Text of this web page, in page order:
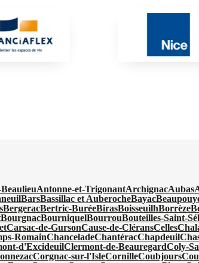
Antonne-et-TrigonantArchignacAubas
BarsBassillac et AuberocheBayac
BergeracBertric-BuréeBirasBoisseuilhBorrèze
BourgnacBourniquelBourrouBouteilles-Saint-
Carsac-de-GursonCause-de-CléransCelles
RomainChanceladeChantéracChapdeuil
d'ExcideuilClermont-de-BeauregardColy-
Corgnac-sur-l'IsleCornilleCoubjours